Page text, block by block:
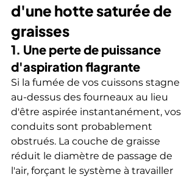
d'une hotte saturée de
graisses
1. Une perte de puissance
d'aspiration flagrante
Si la fumée de vos cuissons stagne
au-dessus des fourneaux au lieu
d'être aspirée instantanément, vos
conduits sont probablement
obstrués. La couche de graisse
réduit le diamètre de passage de
l'air, forçant le système à travailler